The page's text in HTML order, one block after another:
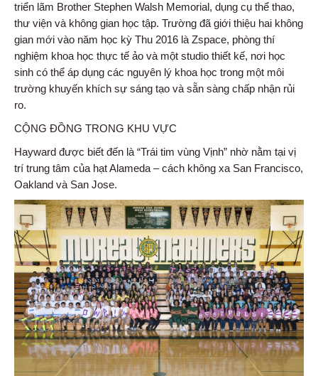
triển lãm Brother Stephen Walsh Memorial, dụng cụ thể thao,
thư viện và không gian học tập. Trường đã giới thiệu hai không
gian mới vào năm học kỳ Thu 2016 là Zspace, phòng thí
nghiệm khoa học thực tế ảo và một studio thiết kế, nơi học
sinh có thể áp dụng các nguyên lý khoa học trong một môi
trường khuyến khích sự sáng tạo và sẵn sàng chấp nhận rủi
ro.
CỘNG ĐỒNG TRONG KHU VỰC
Hayward được biết đến là “Trái tim vùng Vịnh” nhờ nằm tại vị
trí trung tâm của hạt Alameda – cách không xa San Francisco,
Oakland và San Jose.